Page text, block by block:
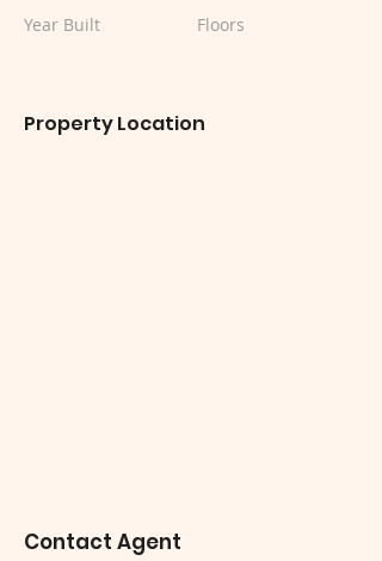
Year Built
Floors
Property Location
Contact Agent